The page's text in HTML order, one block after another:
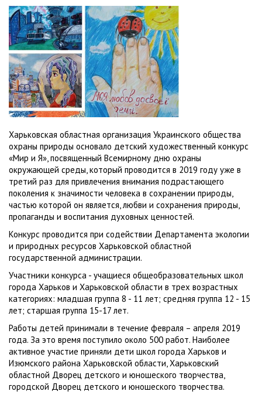
Харьковская областная организация Украинского общества
охраны природы основало детский художественный конкурс
«Мир и Я», посвященный Всемирному дню охраны
окружающей среды, который проводится в 2019 году уже в
третий раз для привлечения внимания подрастающего
поколения к значимости человека в сохранении природы,
частью которой он является, любви и сохранения природы,
пропаганды и воспитания духовных ценностей.
Конкурс проводится при содействии Департамента экологии
и природных ресурсов Харьковской областной
государственной администрации.
Участники конкурса - учащиеся общеобразовательных школ
города Харьков и Харьковской области в трех возрастных
категориях: младшая группа 8 - 11 лет; средняя группа 12 - 15
лет; старшая группа 15-17 лет.
Работы детей принимали в течение февраля – апреля 2019
года. За это время поступило около 500 работ. Наиболее
активное участие приняли дети школ города Харьков и
Изюмского района Харьковской области, Харьковский
областной Дворец детского и юношеского творчества,
городской Дворец детского и юношеского творчества.